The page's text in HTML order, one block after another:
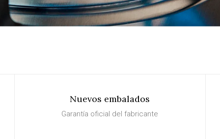
Nuevos embalados
Garantía oficial del fabricante